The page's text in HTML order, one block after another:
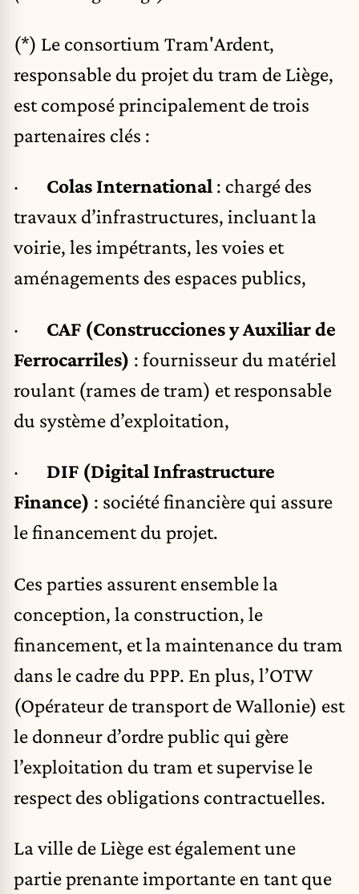
(*) Le consortium Tram'Ardent,
responsable du projet du tram de Liège,
est composé principalement de trois
partenaires clés :
· Colas International : chargé des
travaux d’infrastructures, incluant la
voirie, les impétrants, les voies et
aménagements des espaces publics,
· CAF (Construcciones y Auxiliar de
Ferrocarriles) : fournisseur du matériel
roulant (rames de tram) et responsable
du système d’exploitation,
· DIF (Digital Infrastructure
Finance) : société financière qui assure
le financement du projet.
Ces parties assurent ensemble la
conception, la construction, le
financement, et la maintenance du tram
dans le cadre du PPP. En plus, l’OTW
(Opérateur de transport de Wallonie) est
le donneur d’ordre public qui gère
l’exploitation du tram et supervise le
respect des obligations contractuelles.
La ville de Liège est également une
partie prenante importante en tant que